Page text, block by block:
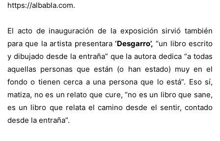
https://albabla.com.
El acto de inauguración de la exposición sirvió también
para que la artista presentara ‘Desgarro’, “un libro escrito
y dibujado desde la entraña” que la autora dedica “a todas
aquellas personas que están (o han estado) muy en el
fondo o tienen cerca a una persona que lo está”. Eso sí,
matiza, no es un relato que cure, “no es un libro que sane,
es un libro que relata el camino desde el sentir, contado
desde la entraña”.